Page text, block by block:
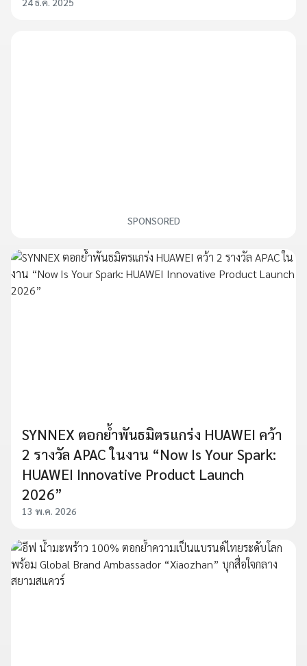
SPONSORED
SYNNEX ตอกย้ำพันธมิตรแกร่ง HUAWEI คว้า
2 รางวัล APAC ในงาน “Now Is Your Spark:
HUAWEI Innovative Product Launch
2026”
13 พ.ค. 2026